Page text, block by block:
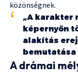
közönségnek.
„A karakter
képernyőn
alakítás
bemutatása
A drámai